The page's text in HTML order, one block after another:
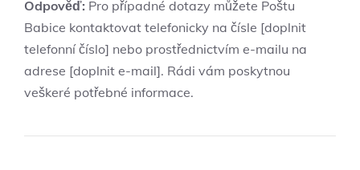
Odpověď: Pro případné dotazy můžete Poštu
Babice kontaktovat telefonicky na čísle [doplnit
telefonní číslo] nebo prostřednictvím e-mailu na
adrese [doplnit e-mail]. Rádi vám poskytnou
veškeré potřebné informace.